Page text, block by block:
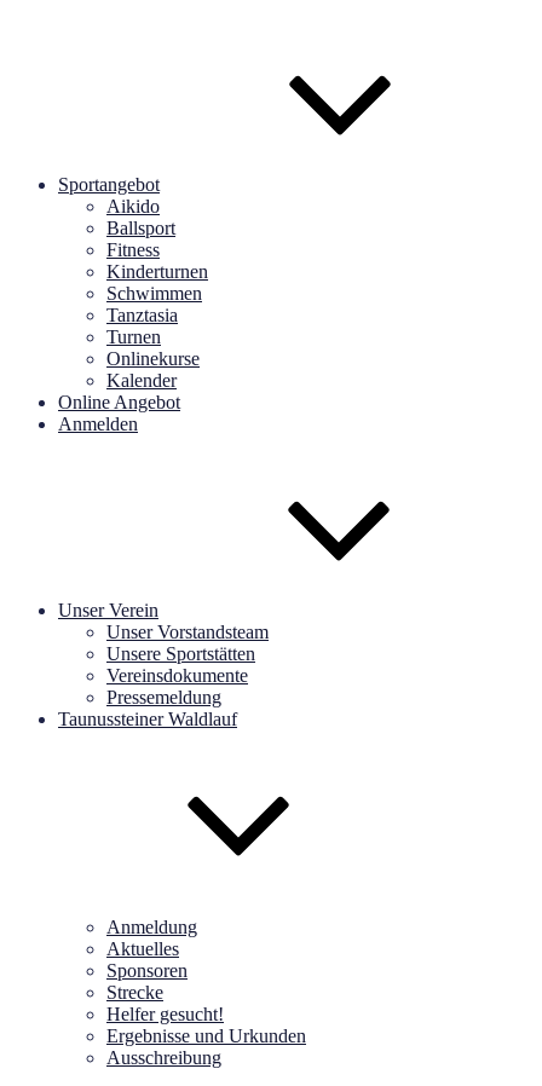
Sportangebot
Aikido
Ballsport
Fitness
Kinderturnen
Schwimmen
Tanztasia
Turnen
Onlinekurse
Kalender
Online Angebot
Anmelden
Unser Verein
Unser Vorstandsteam
Unsere Sportstätten
Vereinsdokumente
Pressemeldung
Taunussteiner Waldlauf
Anmeldung
Aktuelles
Sponsoren
Strecke
Helfer gesucht!
Ergebnisse und Urkunden
Ausschreibung